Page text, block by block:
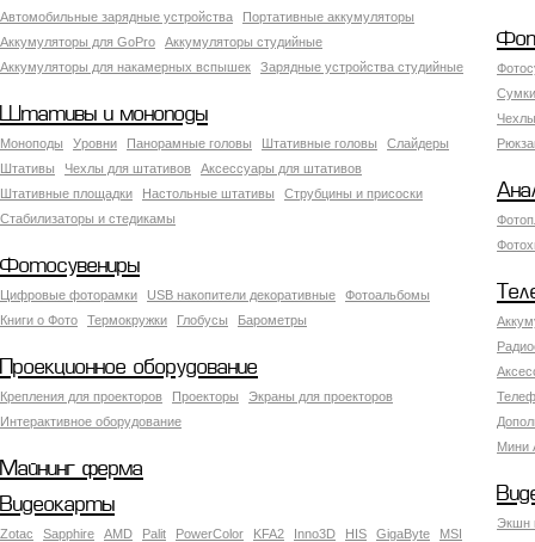
Автомобильные зарядные устройства
Портативные аккумуляторы
Аккумуляторы для GoPro
Аккумуляторы студийные
Аккумуляторы для накамерных вспышек
Зарядные устройства студийные
Штативы и моноподы
Моноподы Уровни Панорамные головы Штативные головы
Слайдеры
Штативы
Чехлы для штативов
Аксессуары для штативов
Штативные площадки
Настольные штативы
Струбцины и присоски
Стабилизаторы и стедикамы
Фотосувениры
Цифровые фоторамки USB накопители декоративные
Фотоальбомы
Книги о Фото
Термокружки Глобусы Барометры
Мини
Проекционное оборудование
Крепления для проекторов Проекторы
Экраны для проекторов
Интерактивное оборудование
Майнинг ферма
Экшн
Видеокарты
Zotac Sapphire AMD Palit PowerColor KFA2 Inno3D HIS GigaByte
MSI